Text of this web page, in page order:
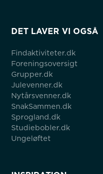
DET LAVER VI OGSÅ
Findaktiviteter.dk
Foreningsoversigt
Grupper.dk
Julevenner.dk
Nytårsvenner.dk
SnakSammen.dk
Sprogland.dk
Studiebobler.dk
Ungeløftet